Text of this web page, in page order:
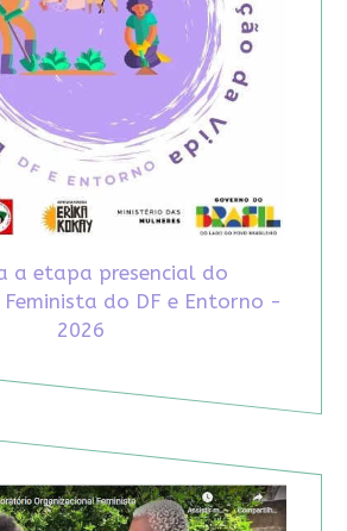
a etapa presencial do
do DF e Entorno -
2026